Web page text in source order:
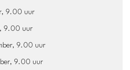
9.00 uur
9.00 uur
9.00 uur
9.00 uur